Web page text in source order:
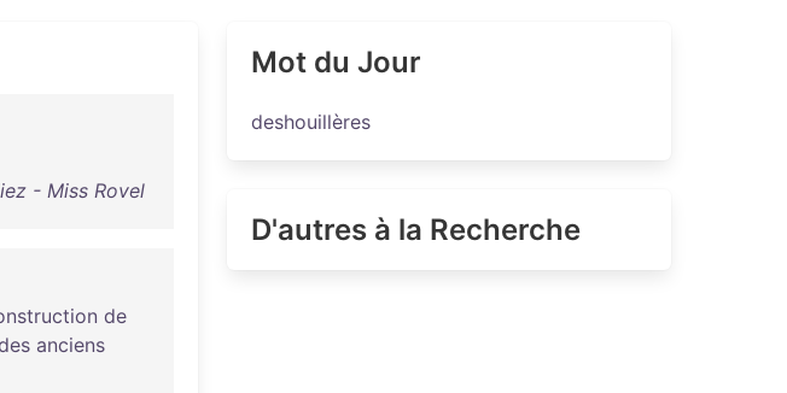
- Miss Rovel
de
anciens
Mot du Jour
deshouillères
D'autres à la Recherche